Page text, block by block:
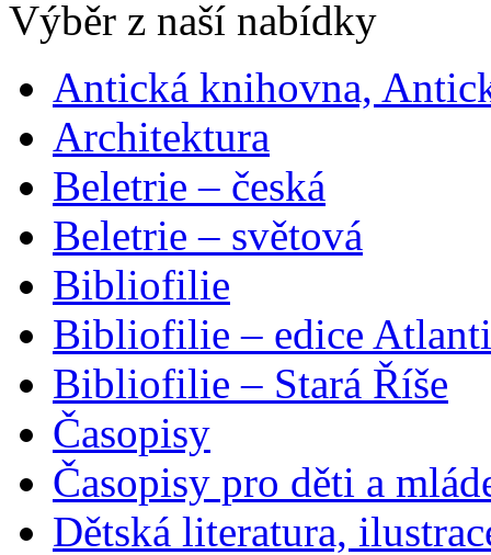
Výběr z naší nabídky
Antická knihovna,
Architektura
Beletrie – česká
Beletrie – světová
Bibliofilie
Bibliofilie – edice
Bibliofilie – Stará Říše
Časopisy
Časopisy pro děti a
Dětská literatura,